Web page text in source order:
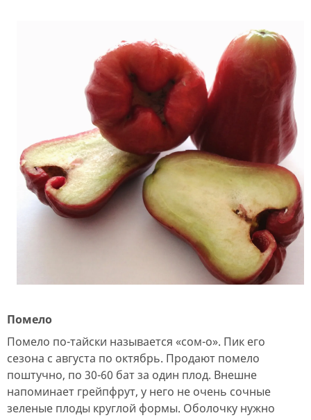
Помело
Помело по-тайски называется «сом-о». Пик его
сезона с августа по октябрь. Продают помело
поштучно, по 30-60 бат за один плод. Внешне
напоминает грейпфрут, у него не очень сочные
зеленые плоды круглой формы. Оболочку нужно